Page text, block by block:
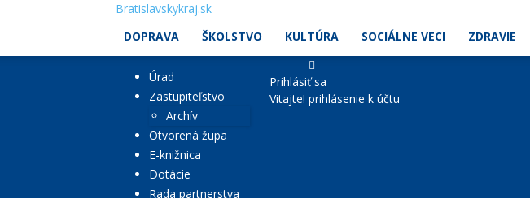
Bratislavskykraj.sk
DOPRAVA
ŠKOLSTVO KULTÚRA SOCIÁLNE VECI ZDRAVIE
Úrad
Zastupiteľstvo
Archív
Otvorená župa
E-knižnica
Dotácie
Rada partnerstva
Prihlásiť sa
Vitajte! prihlásenie k účtu